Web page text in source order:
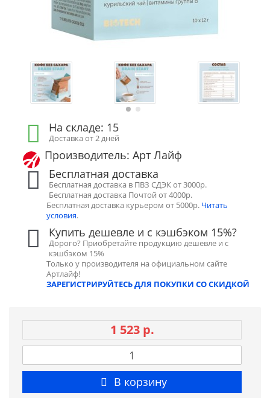
На складе: 15
Доставка от 2 дней
Производитель: Арт Лайф
Бесплатная доставка
Бесплатная доставка в ПВЗ СДЭК от 3000р.
Бесплатная доставка Почтой от 4000р.
Бесплатная доставка курьером от 5000р. Читать
условия.
Купить дешевле и с кэшбэком 15%?
Дорого? Приобретайте продукцию дешевле и с
кэшбэком 15%
Только у производителя на официальном сайте
Артлайф!
ЗАРЕГИСТРИРУЙТЕСЬ ДЛЯ ПОКУПКИ СО СКИДКОЙ
1 523 р.
В корзину